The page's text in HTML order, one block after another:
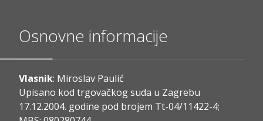
Osnovne informacije
Vlasnik: Miroslav Paulić
Upisano kod trgovačkog suda u Zagrebu
17.12.2004. godine pod brojem Tt-04/11422-4;